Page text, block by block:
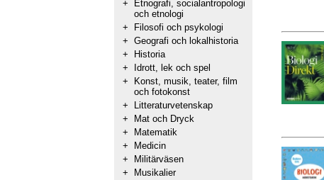
+
Etnografi, socialantropologi
och etnologi
+
Filosofi och psykologi
+ Geografi och lokalhistoria
+
Historia
+
Idrott, lek och spel
+
Konst, musik, teater, film
och fotokonst
+
Litteraturvetenskap
+
Mat och Dryck
+
Matematik
+
Medicin
+
Militärväsen
+
Musikalier